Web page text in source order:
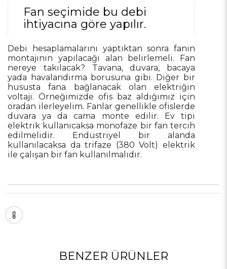
Fan seçimide bu debi
ihtiyacına göre yapılır.
Debi hesaplamalarını yaptıktan sonra fanın
montajının yapılacağı alan belirlemeli. Fan
nereye takılacak? Tavana, duvara, bacaya
yada havalandırma borusuna gibi. Diğer bir
hususta fana bağlanacak olan elektriğin
voltajı. Örneğimizde ofis baz aldığımız için
oradan ilerleyelim. Fanlar genellikle ofislerde
duvara ya da cama monte edilir. Ev tipi
elektrik kullanıcaksa monofaze bir fan tercih
edilmelidir. Endüstriyel bir alanda
kullanılacaksa da trifaze (380 Volt) elektrik
ile çalışan bir fan kullanılmalıdır.
BENZER ÜRÜNLER